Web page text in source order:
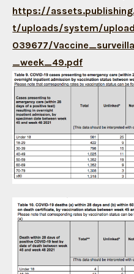
https://
t/uploads/system/
039677/
_week_49.pdf